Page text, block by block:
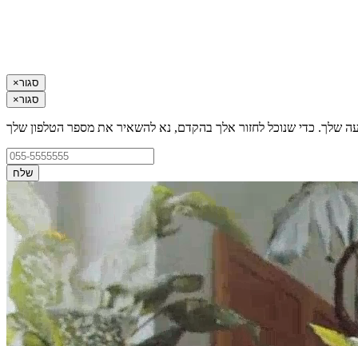
×סגור
×סגור
שלך. כדי שנוכל לחזור אלך בהקדם, נא להשאיר את מספר הטלפון שלך
שלח